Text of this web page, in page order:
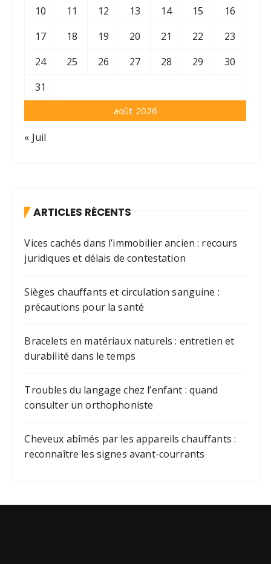
août 2026
10
11 12 13 14 15
16
17
18 19 20 21 22
23
24
25 26 27 28 29
30
31
« Juil
ARTICLES RÉCENTS
Vices cachés dans l’immobilier ancien : recours
juridiques et délais de contestation
Sièges chauffants et circulation sanguine :
précautions pour la santé
Bracelets en matériaux naturels : entretien et
durabilité dans le temps
Troubles du langage chez l’enfant : quand
consulter un orthophoniste
Cheveux abîmés par les appareils chauffants :
reconnaître les signes avant-courrants